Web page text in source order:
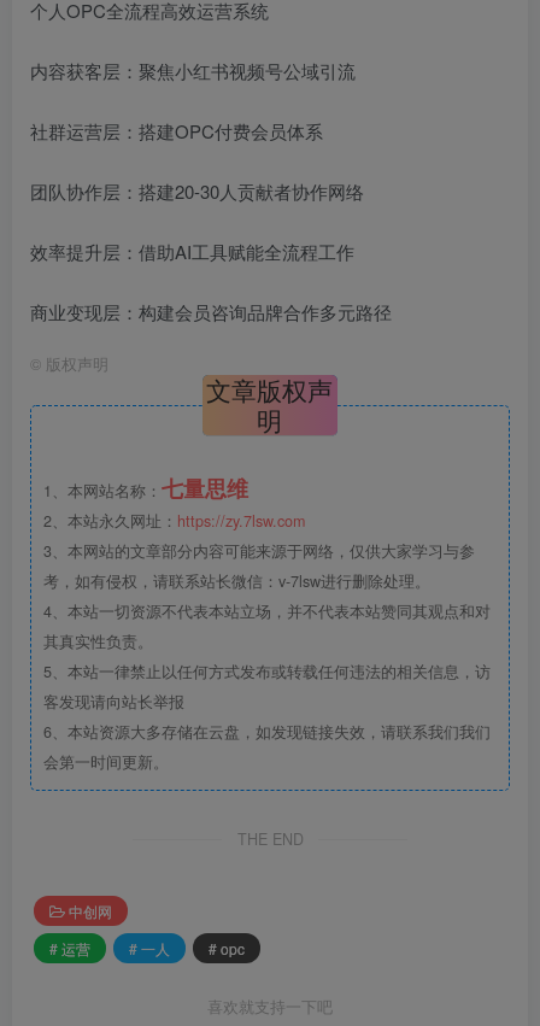
个人OPC全流程高效运营系统
内容获客层：聚焦小红书视频号公域引流
社群运营层：搭建OPC付费会员体系
团队协作层：搭建20-30人贡献者协作网络
效率提升层：借助AI工具赋能全流程工作
商业变现层：构建会员咨询品牌合作多元路径
© 版权声明
文章版权声
明
1、本网站名称： 七量思维
2、本站永久网址： https://zy.7lsw.com
3、本网站的文章部分内容可能来源于网络，仅供大家学习与参
考，如有侵权，请联系站长微信：v-7lsw进行删除处理。
4、本站一切资源不代表本站立场，并不代表本站赞同其观点和对
其真实性负责。
5、本站一律禁止以任何方式发布或转载任何违法的相关信息，访
客发现请向站长举报
6、本站资源大多存储在云盘，如发现链接失效，请联系我们我们
会第一时间更新。
THE END
中创网
# 运营
# 一人 # opc
喜欢就支持一下吧